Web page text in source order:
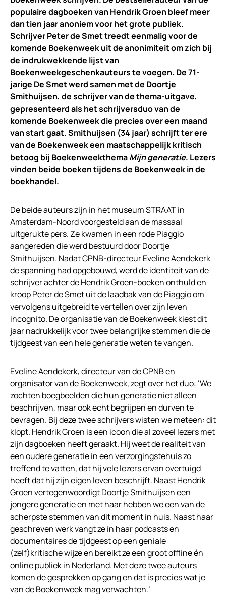
populaire dagboeken van Hendrik Groen bleef meer
dan tien jaar anoniem voor het grote publiek.
Schrijver Peter de Smet treedt eenmalig voor de
komende Boekenweek uit de anonimiteit om zich bij
de indrukwekkende lijst van
Boekenweekgeschenkauteurs te voegen. De 71-
jarige De Smet werd samen met de Doortje
Smithuijsen, de schrijver van de thema-uitgave,
gepresenteerd als het schrijversduo van de
komende Boekenweek die precies over een maand
van start gaat. Smithuijsen (34 jaar) schrijft ter ere
van de Boekenweek een maatschappelijk kritisch
betoog bij BoekenweekthemaMijn generatie. Lezers
vinden beide boeken tijdens de Boekenweek in de
boekhandel.
De beide auteurs zijn in het museum STRAAT in
Amsterdam-Noord voorgesteld aan de massaal
uitgerukte pers. Ze kwamen in een rode Piaggio
aangereden die werd bestuurd door Doortje
Smithuijsen. Nadat CPNB-directeur Eveline Aendekerk
de spanning had opgebouwd, werd de identiteit van de
schrijver achter de Hendrik Groen-boeken onthuld en
kroop Peter de Smet uit de laadbak van de Piaggio om
vervolgens uitgebreid te vertellen over zijn leven
incognito. De organisatie van de Boekenweek kiest dit
jaar nadrukkelijk voor twee belangrijke stemmen die de
tijdgeest van een hele generatie weten te vangen.
Eveline Aendekerk, directeur van de CPNB en
organisator van de Boekenweek, zegt over het duo: ‘We
zochten boegbeelden die hun generatie niet alleen
beschrijven, maar ook echt begrijpen en durven te
bevragen. Bij deze twee schrijvers wisten we meteen: dit
klopt. Hendrik Groen is een icoon die al zoveel lezers met
zijn dagboeken heeft geraakt. Hij weet de realiteit van
een oudere generatie in een verzorgingstehuis zo
treffend te vatten, dat hij vele lezers ervan overtuigd
heeft dat hij zijn eigen leven beschrijft. Naast Hendrik
Groen vertegenwoordigt Doortje Smithuijsen een
jongere generatie en met haar hebben we een van de
scherpste stemmen van dit moment in huis. Naast haar
geschreven werk vangt ze in haar podcasts en
documentaires de tijdgeest op een geniale
(zelf)kritische wijze en bereikt ze een groot offline én
online publiek in Nederland. Met deze twee auteurs
komen de gesprekken op gang en dat is precies wat je
van de Boekenweek mag verwachten.’